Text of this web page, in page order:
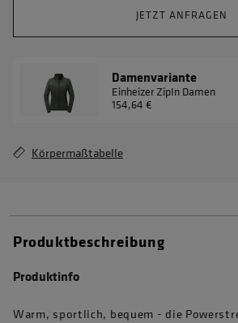
JETZT ANFRAGEN
Damenvariante
Einheizer ZipIn Damen
154,64 €
Körpermaßtabelle
Produktbeschreibung
Produktinfo
Warm, sportlich, bequem - die